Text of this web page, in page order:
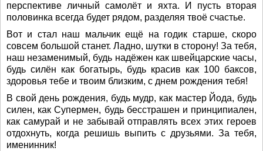
перспективе личный самолёт и яхта. И пусть вторая
половинка всегда будет рядом, разделяя твоё счастье.
Вот и стал наш мальчик ещё на годик старше, скоро
совсем большой станет. Ладно, шутки в сторону! За тебя,
наш незаменимый, будь надёжен как швейцарские часы,
будь силён как богатырь, будь красив как 100 баксов,
здоровья тебе и твоим близким, с днем рождения тебя!
В свой день рождения, будь мудр, как мастер Йода, будь
силен, как Супермен, будь бесстрашен и принципиален,
как самурай и не забывай отправлять всех этих героев
отдохнуть, когда решишь выпить с друзьями. За тебя,
именинник!